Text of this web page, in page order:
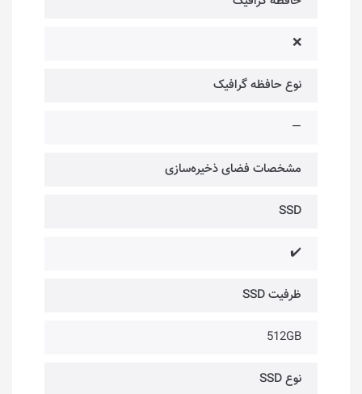
❌
نوع حافظه گرافیک
—
مشخصات فضای ذخیره‌سازی
SSD
✔️
ظرفیت SSD
512GB
نوع SSD